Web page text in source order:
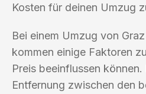
Kosten für deinen Umzug
Bei einem Umzug von
kommen einige Faktoren
Preis beeinflussen
Entfernung zwischen den